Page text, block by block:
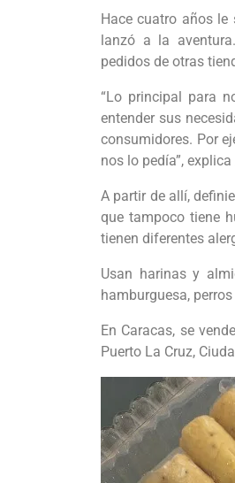
Hace cuatro años le
lanzó a la
pedidos de otras
“Lo principal para
entender sus
consumidores. Por
nos lo pedía”, explica
A partir de allí,
que tampoco tiene
tienen diferentes
Usan harinas y
hamburguesa,
En Caracas, se
Puerto La Cruz,